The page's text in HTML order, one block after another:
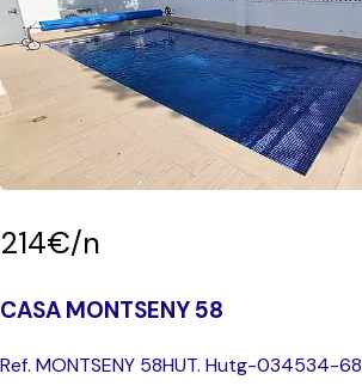
214€/n
CASA MONTSENY 58
Ref. MONTSENY 58HUT. Hutg-034534-68